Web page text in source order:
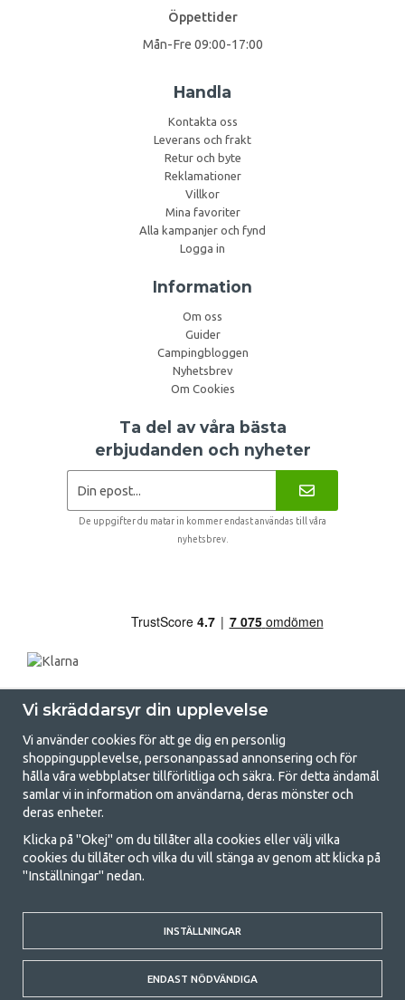
Öppettider
Mån-Fre 09:00-17:00
Handla
Kontakta oss
Leverans och frakt
Retur och byte
Reklamationer
Villkor
Mina favoriter
Alla kampanjer och fynd
Logga in
Information
Om oss
Guider
Campingbloggen
Nyhetsbrev
Om Cookies
Ta del av våra bästa
erbjudanden och nyheter
De uppgifter du matar in kommer endast användas till våra
nyhetsbrev.
GetCamping.se - Din butik för camping
och uteliv
Att campa kan antingen vara en livsstil eller ett sätt att samla familjen
för ett gemensamt äventyr. Oavsett vilken kategori du tillhör hittar du
med att campa så därför erbjuder vi riktigt bra priser på familjetält,
husvagnstält och all annan utrustning för camping och friluftsliv. Vårt
mål är att i varje priskategori erbjuda den bästa campingutrustningen
gällande kvalitet och funktionalitet. Ta gärna kontakt med oss om det
är något du saknar eller vill veta mer om.
Vi skräddarsyr din upplevelse
Vi använder cookies för att ge dig en personlig
shoppingupplevelse, personanpassad annonsering och för
hålla våra webbplatser tillförlitliga och säkra. För detta ändamål
samlar vi in information om användarna, deras mönster och
deras enheter.
Klicka på "Okej" om du tillåter alla cookies eller välj vilka
cookies du tillåter och vilka du vill stänga av genom att klicka på
"Inställningar" nedan.
INSTÄLLNINGAR
ENDAST NÖDVÄNDIGA